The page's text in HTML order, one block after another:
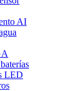
AI
LED